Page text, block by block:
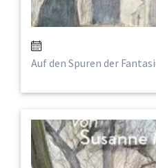
Auf den Spuren der